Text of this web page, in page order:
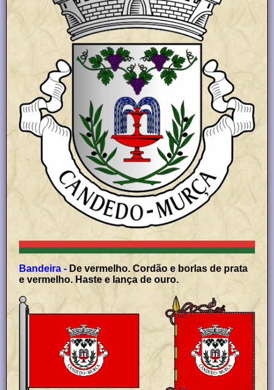
Bandeira - De vermelho. Cordão e borlas de prata
e vermelho. Haste e lança de ouro.